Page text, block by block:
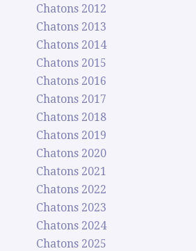
Chatons 2012
Chatons 2013
Chatons 2014
Chatons 2015
Chatons 2016
Chatons 2017
Chatons 2018
Chatons 2019
Chatons 2020
Chatons 2021
Chatons 2022
Chatons 2023
Chatons 2024
Chatons 2025